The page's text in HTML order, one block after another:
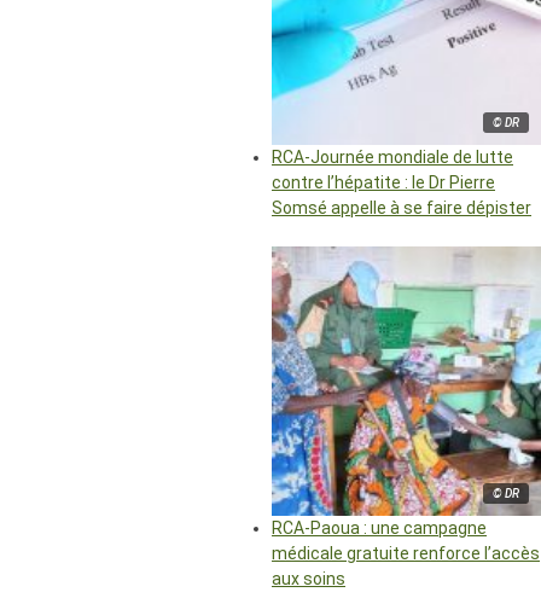
© DR
RCA-Journée mondiale de lutte
contre l’hépatite : le Dr Pierre
Somsé appelle à se faire dépister
© DR
RCA-Paoua : une campagne
médicale gratuite renforce l’accès
aux soins